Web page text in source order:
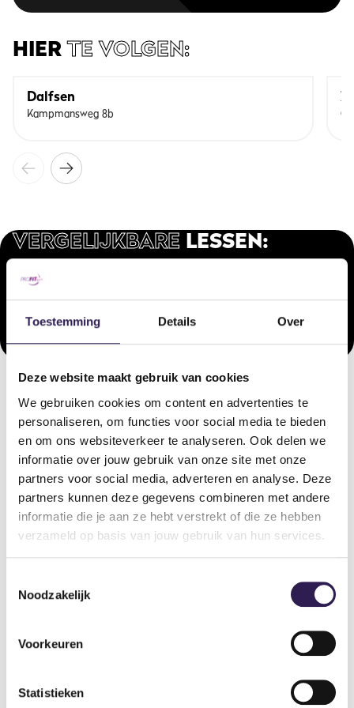
Toestemming Details Over
Deze website maakt gebruik van cookies
We gebruiken cookies om content en advertenties te
personaliseren, om functies voor social media te bieden
en om ons websiteverkeer te analyseren. Ook delen we
informatie over jouw gebruik van onze site met onze
partners voor social media, adverteren en analyse. Deze
partners kunnen deze gegevens combineren met andere
informatie die je aan ze hebt verstrekt of die ze hebben
verzameld op basis van jouw gebruik van hun services.
Noodzakelijk
Voorkeuren
Statistieken
HIERTE VOLGEN:
Dalfsen
Kampmansweg 8b
VERGELIJKBARELESSEN:
Small Group Core Training
OOKALL-IN FITNESS?
Schrijf je nu in